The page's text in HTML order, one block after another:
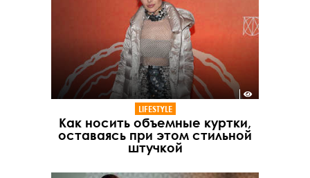
LIFESTYLE
Как носить объемные куртки,
оставаясь при этом стильной
штучкой